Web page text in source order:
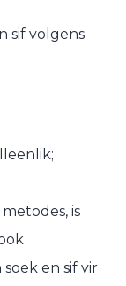
sif volgens
is
en sif vir